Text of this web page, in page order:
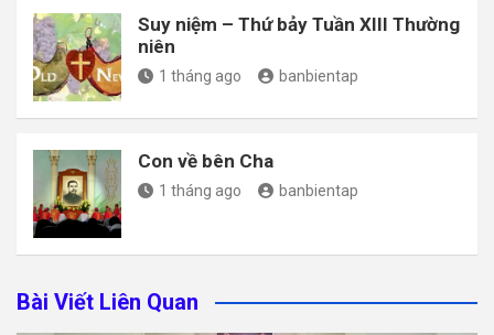
Suy niệm – Thứ bảy Tuần XIII Thường
niên
1 tháng ago banbientap
Con về bên Cha
1 tháng ago banbientap
Bài Viết Liên Quan